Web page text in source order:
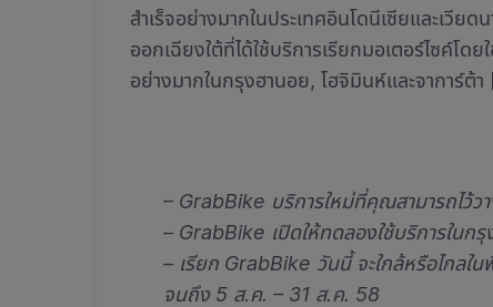
สำเร็จอย่างมากในประเทศอินโดนีเซียและเวีย
ออกเฉียงใต้ที่ได้ใช้บริการเรียกมอเตอร์ไซค์โ
อย่างมากในกรุงฮานอย, โฮจิมินห์และจาการ์ต้
– GrabBike บริการใหม่ที่คุณสามารถไว้ว
– GrabBike เปิดให้ทดลองใช้บริการในกรุ
– เรียก GrabBike วันนี้ จะใกล้หรือไกล
จนถึง 5 ส.ค. – 31 ส.ค. 58